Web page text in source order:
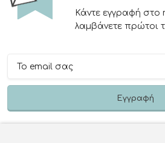
Κάντε εγγραφή στο
λαμβάνετε πρώτοι